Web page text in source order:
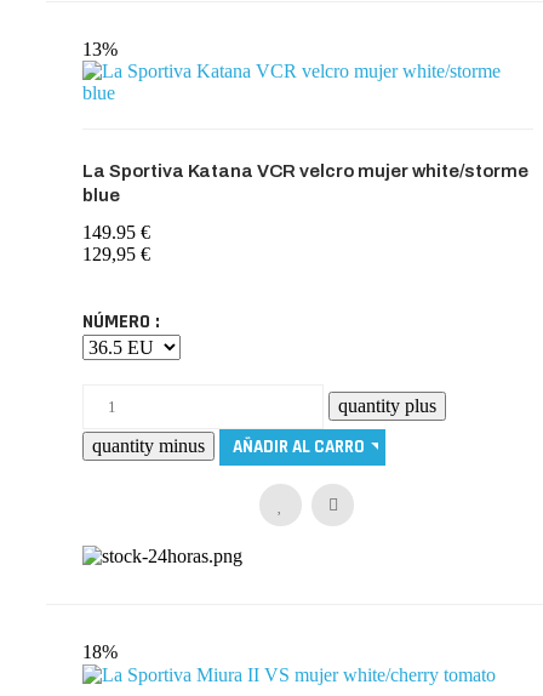
13%
La Sportiva Katana VCR velcro mujer white/storme
blue
149.95 €
129,95 €
NÚMERO :
18%